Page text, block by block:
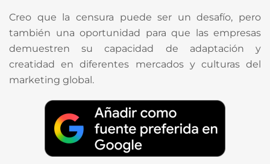
Creo que la censura puede ser un desafío, pero
también una oportunidad para que las empresas
demuestren su capacidad de adaptación y
creatidad en diferentes mercados y culturas del
marketing global.